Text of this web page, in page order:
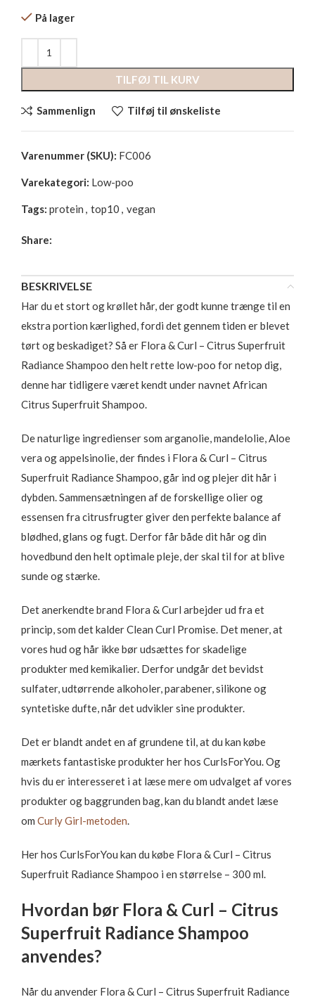
På lager
TILFØJ TIL KURV
Sammenlign Tilføj til ønskeliste
Varenummer (SKU): FC006
Varekategori: Low-poo
Tags: protein top10 vegan
Share:
BESKRIVELSE
Har du et stort og krøllet hår, der godt kunne trænge til en
ekstra portion kærlighed, fordi det gennem tiden er blevet
tørt og beskadiget? Så er Flora & Curl – Citrus Superfruit
Radiance Shampoo den helt rette low-poo for netop dig,
denne har tidligere været kendt under navnet African
Citrus Superfruit Shampoo.
De naturlige ingredienser som arganolie, mandelolie, Aloe
vera og appelsinolie, der findes i Flora & Curl – Citrus
Superfruit Radiance Shampoo, går ind og plejer dit hår i
dybden. Sammensætningen af de forskellige olier og
essensen fra citrusfrugter giver den perfekte balance af
blødhed, glans og fugt. Derfor får både dit hår og din
hovedbund den helt optimale pleje, der skal til for at blive
sunde og stærke.
Det anerkendte brand Flora & Curl arbejder ud fra et
princip, som det kalder Clean Curl Promise. Det mener, at
vores hud og hår ikke bør udsættes for skadelige
produkter med kemikalier. Derfor undgår det bevidst
sulfater, udtørrende alkoholer, parabener, silikone og
syntetiske dufte, når det udvikler sine produkter.
Det er blandt andet en af grundene til, at du kan købe
mærkets fantastiske produkter her hos CurlsForYou. Og
hvis du er interesseret i at læse mere om udvalget af vores
produkter og baggrunden bag, kan du blandt andet læse
om Curly Girl-metoden
Her hos CurlsForYou kan du købe Flora & Curl – Citrus
Superfruit Radiance Shampoo i en størrelse – 300 ml.
Hvordan bør Flora & Curl – Citrus
Superfruit Radiance Shampoo
anvendes?
Når du anvender Flora & Curl – Citrus Superfruit Radiance